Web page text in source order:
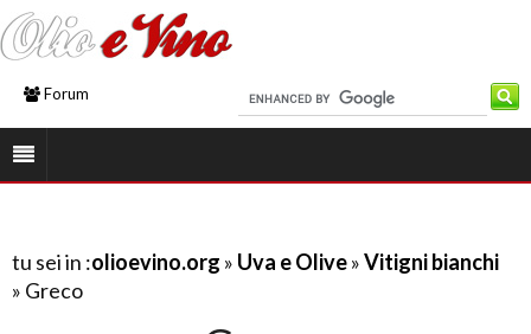
Forum
tu sei in :olioevino.org » Uva e Olive»Vitigni bianchi
» Greco